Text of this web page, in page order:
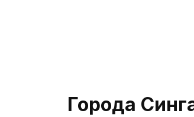
Города